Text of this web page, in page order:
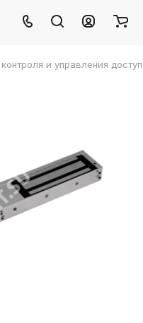
и управления